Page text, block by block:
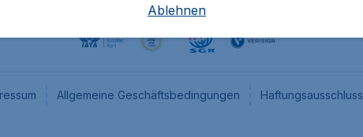
Allgemeine Geschäftsbedingungen Haftungsausschluss
Ablehnen